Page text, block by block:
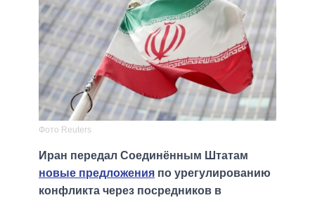
Фото Reuters
Иран передал Соединённым Штатам
новые предложения по урегулированию
конфликта через посредников в